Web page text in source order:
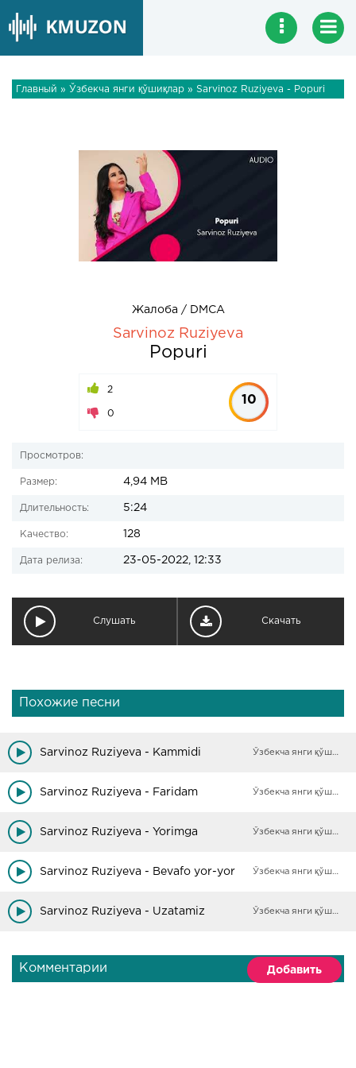
Главный » Ўзбекча янги қўшиқлар » Sarvinoz Ruziyeva - Popuri
Жалоба / DMCA
Sarvinoz Ruziyeva
Popuri
2
0
10
Просмотров:
Размер: 4,94 MB
Длительность: 5:24
Качество: 128
Дата релиза: 23-05-2022, 12:33
Слушать Скачать
Похожие песни
Sarvinoz Ruziyeva - Kammidi Ўзбекча янги қўшиқлар
Sarvinoz Ruziyeva - Faridam Ўзбекча янги қўшиқлар
Sarvinoz Ruziyeva - Yorimga Ўзбекча янги қўшиқлар
Sarvinoz Ruziyeva - Bevafo yor-yor Ўзбекча янги қўшиқлар
Sarvinoz Ruziyeva - Uzatamiz Ўзбекча янги қўшиқлар
Комментарии Добавить